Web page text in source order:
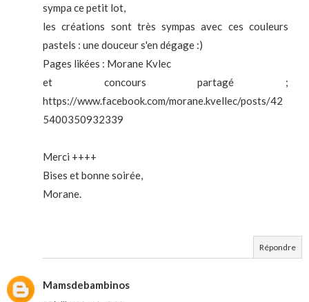
sympa ce petit lot,
les créations sont très sympas avec ces couleurs
pastels : une douceur s'en dégage :)
Pages likées : Morane Kvlec
et concours partagé ;
https://www.facebook.com/morane.kvellec/posts/42
5400350932339
Merci ++++
Bises et bonne soirée,
Morane.
Répondre
Mamsdebambinos